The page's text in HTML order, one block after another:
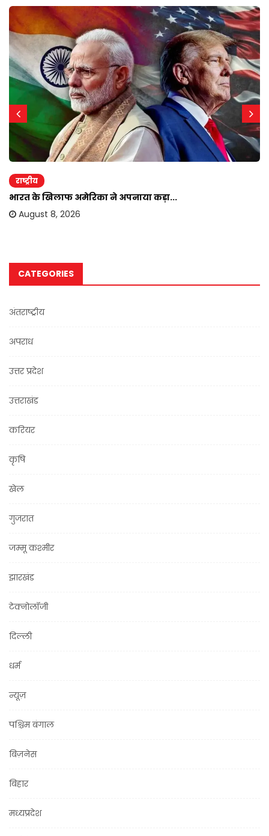
राष्ट्रीय
भारत के खिलाफ अमेरिका ने अपनाया कड़ा...
August 8, 2026
CATEGORIES
अंतराष्ट्रीय
अपराध
उत्तर प्रदेश
उत्तराखंड
करियर
कृषि
खेल
गुजरात
जम्मू कश्मीर
झारखंड
टेक्नोलॉजी
दिल्ली
धर्म
न्यूज़
पश्चिम बंगाल
बिज़नेस
बिहार
मध्यप्रदेश